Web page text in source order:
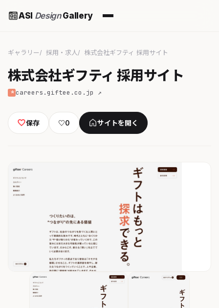
ASI DesignGallery
ギャラリー 採用・求人 株式会社ギフティ 採用サイト
株式会社ギフティ 採用サイト
careers.giftee.co.jp ↗
保存 ♡0 サイトを開く